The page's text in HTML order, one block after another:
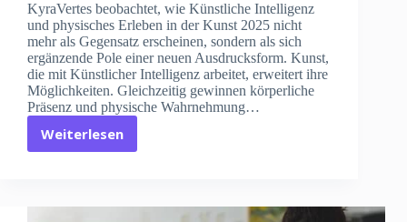
KyraVertes beobachtet, wie Künstliche Intelligenz
und physisches Erleben in der Kunst 2025 nicht
mehr als Gegensatz erscheinen, sondern als sich
ergänzende Pole einer neuen Ausdrucksform. Kunst,
die mit Künstlicher Intelligenz arbeitet, erweitert ihre
Möglichkeiten. Gleichzeitig gewinnen körperliche
Präsenz und physische Wahrnehmung…
Weiterlesen
Kyra